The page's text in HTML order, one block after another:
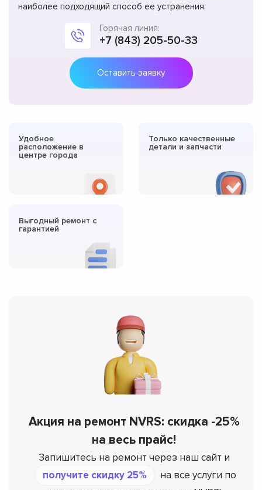
наиболее подходящий способ ее устранения.
Горячая линия:
+7 (843) 205-50-33
Оставить заявку
Удобное
расположение в
центре города
Только качественные
детали и запчасти
Выгодный ремонт с
гарантией
Акция на ремонт NVRS: скидка -25%
на весь прайс!
Запишитесь на ремонт через наш сайт и
получите скидку 25%
на все услуги по